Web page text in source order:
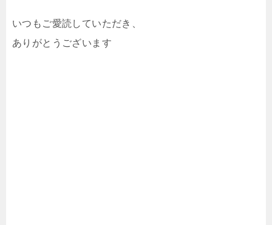
いつもご愛読していただき、
ありがとうございます